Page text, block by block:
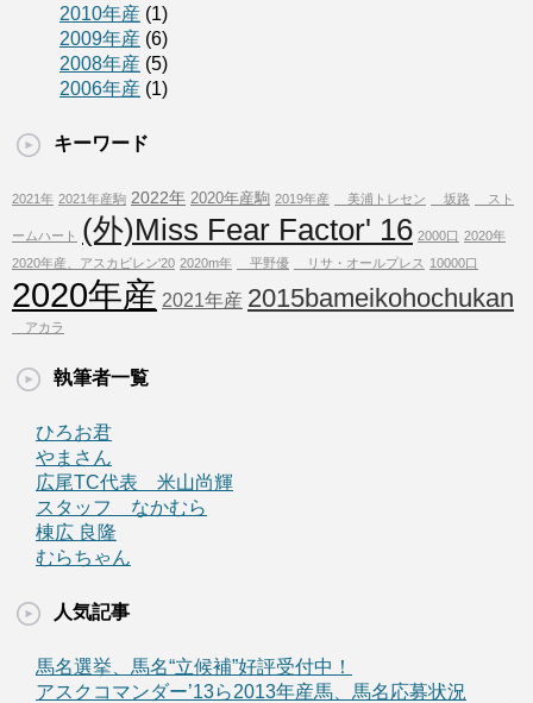
2010年産 (1)
2009年産 (6)
2008年産 (5)
2006年産 (1)
キーワード
2021年 2021年産駒 2022年 2020年産駒 2019年産 美浦トレセン 坂路 スト
ームハート (外)Miss Fear Factor' 16 2000口 2020年
2020年産、アスカビレン'20 2020m年 平野優 リサ・オールプレス 10000口
2020年産 2021年産 2015bameikohochukan
アカラ
執筆者一覧
ひろお君
やまさん
広尾TC代表 米山尚輝
スタッフ なかむら
棟広 良隆
むらちゃん
人気記事
馬名選挙、馬名“立候補”好評受付中！
アスクコマンダー’13ら2013年産馬、馬名応募状況